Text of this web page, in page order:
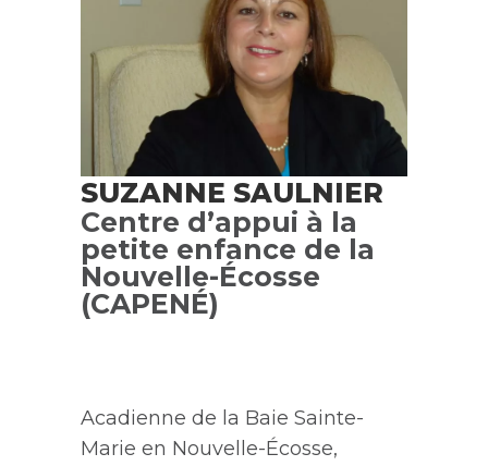
SUZANNE SAULNIER
Centre d’appui à la
petite enfance de la
Nouvelle-Écosse
(CAPENÉ)
Acadienne de la Baie Sainte-
Marie en Nouvelle-Écosse,